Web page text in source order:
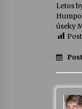
Letos
úseky